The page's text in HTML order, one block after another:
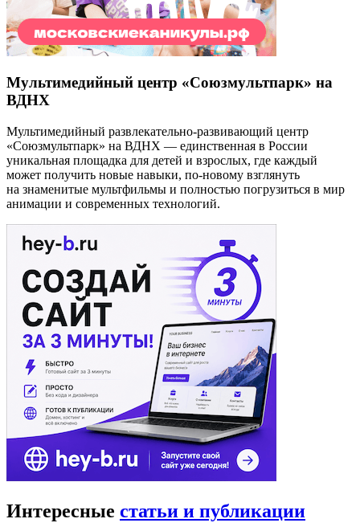
Мультимедийный центр «Союзмультпарк» на
ВДНХ
Мультимедийный развлекательно-развивающий центр
«Союзмультпарк» на ВДНХ — единственная в России
уникальная площадка для детей и взрослых, где каждый
может получить новые навыки, по-новому взглянуть
на знаменитые мультфильмы и полностью погрузиться в мир
анимации и современных технологий.
Интересные статьи и публикации